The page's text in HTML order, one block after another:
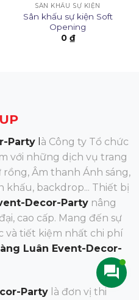
SÂN KHẤU SỰ KIỆN
Sân khấu sự kiện Soft
Opening
0 ₫
Party à Công ty Tổ chức
với những dịch vụ trang
Âm thanh Ánh sáng,
khấu, backdrop... Thiết bị
Decor-Party nâng
cao cấp. Mang đến sự
và tiết kiệm nhất chi phí
Luân Event-Decor-
Party là đơn vị thi